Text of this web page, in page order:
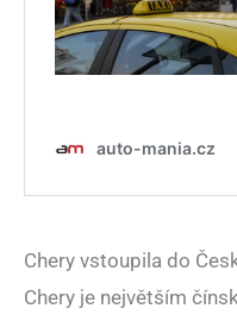
Chery vstoupila do
Chery je největším